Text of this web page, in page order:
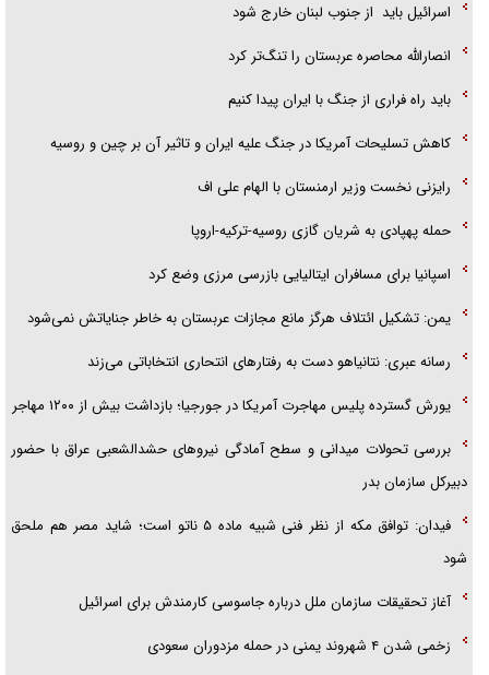
اسرائيل بايد از جنوب لبنان خارج شود
انصارالله محاصره عربستان را تنگ‌تر کرد
باید راه فراری از جنگ با ایران پیدا کنیم
کاهش تسلیحات آمریکا در جنگ علیه ایران و تاثیر آن بر چین و روسیه
رایزنی نخست وزیر ارمنستان با الهام علی اف
حمله پهپادی به شریان گازی روسیه-ترکیه-اروپا
اسپانیا برای مسافران ایتالیایی بازرسی مرزی وضع کرد
یمن: تشکیل ائتلاف هرگز مانع مجازات عربستان به خاطر جنایاتش نمی‌شود
رسانه عبری: نتانیاهو دست به رفتار‌های انتحاری انتخاباتی می‌زند
یورش گسترده پلیس مهاجرت آمریکا در جورجیا؛ بازداشت بیش از ۱۲۰۰ مهاجر
بررسی تحولات میدانی و سطح آمادگی نیرو‌های حشدالشعبی عراق با حضور
دبیرکل سازمان بدر
فیدان: توافق مکه از نظر فنی شبیه ماده ۵ ناتو است؛ شاید مصر هم ملحق
شود
آغاز تحقیقات سازمان ملل درباره جاسوسی کارمندش برای اسرائیل
زخمی شدن ۴ شهروند یمنی در حمله مزدوران سعودی